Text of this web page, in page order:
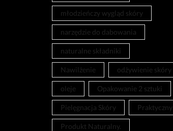
młodzieńczy wygląd skóry
narzędzie do dabowania
naturalne składniki
Nawilżenie odżywienie skóry
oleje Opakowanie 2 sztuki
Pielęgnacja Skóry Praktyczny
Produkt Naturalny.